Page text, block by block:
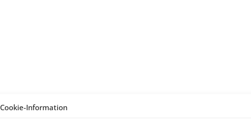
Cookie-Information